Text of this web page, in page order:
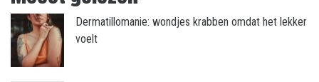
Dermatillomanie: wondjes krabben omdat het lekker
voelt